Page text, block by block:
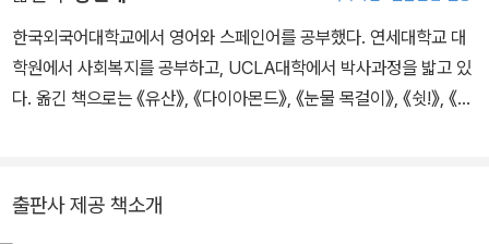
트 레이븐스, 키르쿠스 선정 최고의 어린이책, 소시에르상, 리브레터
상 등 수많은 상을 받았다.
한국외국어대학교에서 영어와 스페인어를 공부했다. 연세대학교 대
학원에서 사회복지를 공부하고, UCLA대학에서 박사과정을 밟고 있
다. 옮긴 책으로는 《유산》, 《다이아몬드》, 《눈물 목걸이》, 《쉿!》, 《이
의 이야기》, 《포르투나토 씨》, 《장갑》, 《킹쿠》 등이 있다.
출판사 제공 책소개